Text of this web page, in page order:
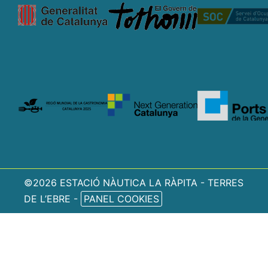
©2026 ESTACIÓ NÀUTICA LA RÀPITA - TERRES
DE L’EBRE - PANEL COOKIES